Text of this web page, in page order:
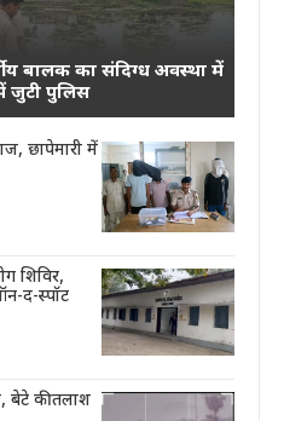
बालक का संदिग्ध अवस्था में
जुटी पुलिस
छापेमारी में
शिविर,
द-स्पॉट
बेटे की तलाश